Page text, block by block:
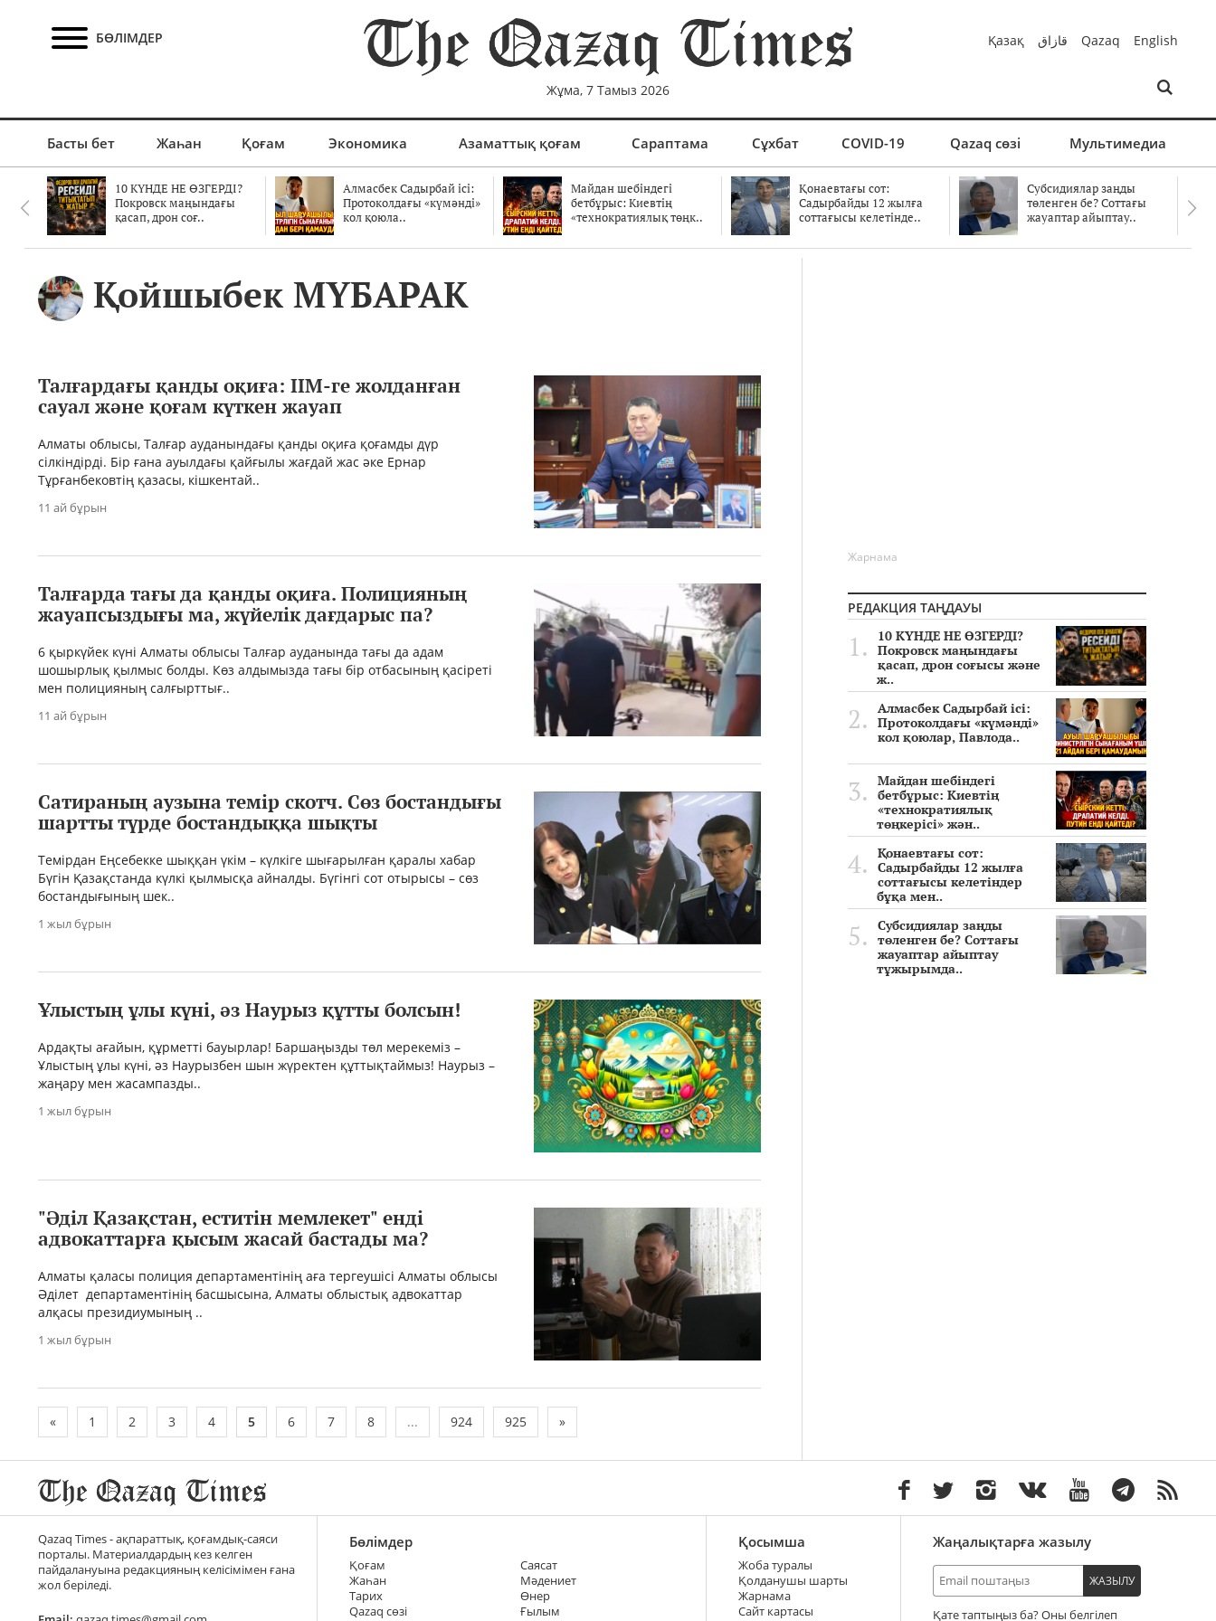
БӨЛІМДЕР
Жұма, 7 Тамыз 2026
Қазақ قازاق Qazaq English
Басты бет Жаһан Қоғам Экономика Азаматтық қоғам Сараптама Сұхбат COVID-19 Qazaq сөзі Мультимедиа
10 КҮНДЕ НЕ ӨЗГЕРДІ?
Покровск маңындағы
қасап, дрон соғ..
Алмасбек Садырбай ісі:
Протоколдағы «күмәнді»
кол қоюла..
Майдан шебіндегі
бетбұрыс: Киевтің
«технократиялық төңк..
Қонаевтағы сот:
Садырбайды 12 жылға
соттағысы келетінде..
Субсидиялар заңды
төленген бе? Соттағы
жауаптар айыптау..
Қойшыбек МҮБАРАК
Талғардағы қанды оқиға: ІІМ-ге жолданған
сауал және қоғам күткен жауап
Алматы облысы, Талғар ауданындағы қанды оқиға қоғамды дүр
сілкіндірді. Бір ғана ауылдағы қайғылы жағдай жас әке Ернар
Тұрғанбековтің қазасы, кішкентай..
11 ай бұрын
Талғарда тағы да қанды оқиға. Полицияның
жауапсыздығы ма, жүйелік дағдарыс па?
6 қыркүйек күні Алматы облысы Талғар ауданында тағы да адам
шошырлық қылмыс болды. Көз алдымызда тағы бір отбасының қасіреті
мен полицияның салғырттығ..
11 ай бұрын
Сатираның аузына темір скотч. Сөз бостандығы
шартты түрде бостандыққа шықты
Темірдан Еңсебекке шыққан үкім – күлкіге шығарылған қаралы хабар
Бүгін Қазақстанда күлкі қылмысқа айналды. Бүгінгі сот отырысы – сөз
бостандығының шек..
1 жыл бұрын
Ұлыстың ұлы күні, әз Наурыз құтты болсын!
Ардақты ағайын, құрметті бауырлар! Баршаңызды төл мерекеміз –
Ұлыстың ұлы күні, әз Наурызбен шын жүректен құттықтаймыз! Наурыз –
жаңару мен жасампазды..
1 жыл бұрын
"Әділ Қазақстан, еститін мемлекет" енді
адвокаттарға қысым жасай бастады ма?
Алматы қаласы полиция департаментінің аға тергеушісі Алматы облысы
Әділет департаментінің басшысына, Алматы облыстық адвокаттар
алқасы президиумының ..
1 жыл бұрын
« 1 2 3 4 5 6 7 8 ... 924 925 »
Жарнама
РЕДАКЦИЯ ТАҢДАУЫ
10 КҮНДЕ НЕ ӨЗГЕРДІ?
Покровск маңындағы
қасап, дрон соғысы және
ж..
Алмасбек Садырбай ісі:
Протоколдағы «күмәнді»
кол қоюлар, Павлода..
Майдан шебіндегі
бетбұрыс: Киевтің
«технократиялық
төңкерісі» жән..
Қонаевтағы сот:
Садырбайды 12 жылға
соттағысы келетіндер
бұқа мен..
Субсидиялар заңды
төленген бе? Соттағы
жауаптар айыптау
тұжырымда..
Qazaq Times - ақпараттық, қоғамдық-саяси
порталы. Материалдардың кез келген
пайдалануына редакцияның келісімімен ғана
жол беріледі.
Бөлімдер
Қоғам
Жаһан
Тарих
Qazaq сөзі
Саясат
Мәдениет
Өнер
Ғылым
Қосымша
Жоба туралы
Қолданушы шарты
Жарнама
Сайт картасы
Жаңалықтарға жазылу
ЖАЗЫЛУ
Қате таптыңыз ба? Оны белгілеп